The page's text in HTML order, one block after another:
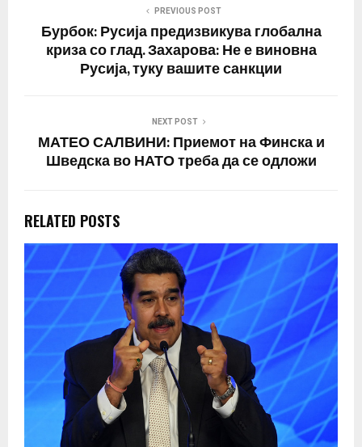
влез на нивните земји
во НАТО. Тоа би…
PREVIOUS POST
Бурбок: Русија предизвикува глобална
криза со глад. Захарова: Не е виновна
Русија, туку вашите санкции
NEXT POST
МАТЕО САЛВИНИ: Приемот на Финска и
Шведска во НАТО треба да се одложи
RELATED POSTS